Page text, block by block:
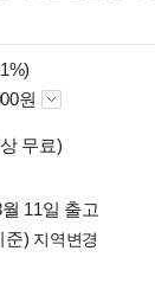
원
무료)
11일 출고
준) 지역변경